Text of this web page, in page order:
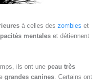
à celles des zombies et
mentales et détiennent
ils ont une peau très
grandes canines . Certains ont